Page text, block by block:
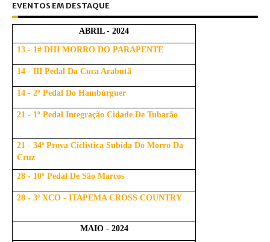
EVENTOS EM DESTAQUE
ABRIL - 2024
13 - 1# DHI MORRO DO PARAPENTE
14 - III Pedal Da Cuca Arabutã
14 - 2º Pedal Do Hambúrguer
21 - 1º Pedal Integração Cidade De Tubarão
21 - 34ª Prova Ciclistica Subida Do Morro Da
Cruz
28 - 10º Pedal De São Marcos
28 - 3ª XCO - ITAPEMA CROSS COUNTRY
MAIO - 2024